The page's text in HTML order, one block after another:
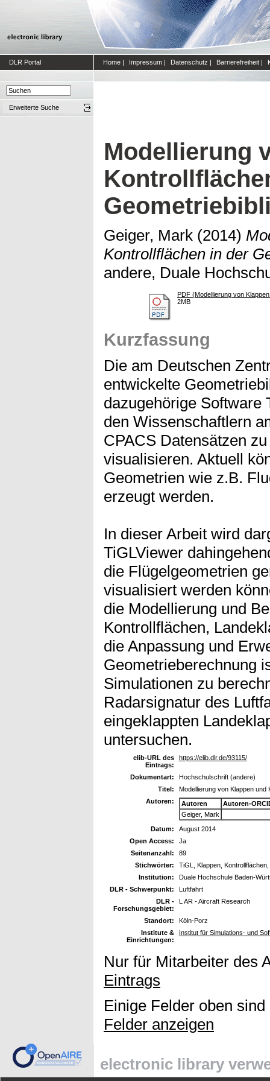
DLR Portal Home | Impressum | Datenschutz | Barrierefreiheit |
Erweiterte Suche
Modellierung
Geiger, Mark (2014)
Kontrollflächen in der
andere, Duale
PDF (Modellierung von
2MB
Kurzfassung
Die am Deutschen
entwickelte
dazugehörige Software
den Wissenschaftlern
CPACS Datensätzen
visualisieren. Aktuell
Geometrien wie z.B.
erzeugt werden.
In dieser Arbeit wird
TiGLViewer
die Flügelgeometrien
visualisiert werden
die Modellierung und
Kontrollflächen,
die Anpassung und
Geometrieberechnung
Simulationen zu
Radarsignatur des
eingeklappten
untersuchen.
elib-URL des
Eintrags:
https://elib.dlr.de/93115/
Dokumentart:
Hochschulschrift (andere)
Titel:
Modellierung von Klappen und
Autoren:
Autoren
Autoren-
Geiger, Mark
Datum:
August 2014
Open Access:
Ja
Seitenanzahl:
89
Stichwörter:
TiGL, Klappen,
Institution:
Duale Hochschule Baden-
DLR - Schwerpunkt:
Luftfahrt
DLR -
Forschungsgebiet:
L AR - Aircraft Research
Standort:
Köln-Porz
Institute &
Einrichtungen:
Institut für Simulations- und
Nur für Mitarbeiter des
Eintrags
Einige Felder oben
Felder anzeigen
electronic library